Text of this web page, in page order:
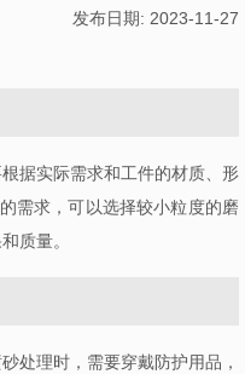
发布日期: 2023-11-27
据实际需求和工件的材质、形
需求，可以选择较小粒度的磨
质量。
处理时，需要穿戴防护用品，